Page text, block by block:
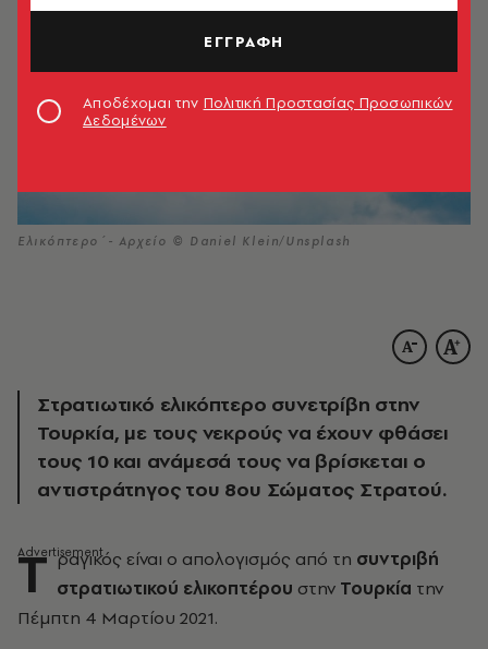
Ελικόπτερο΄- Αρχείο © Daniel Klein/Unsplash
Στρατιωτικό ελικόπτερο συνετρίβη στην
Τουρκία, με τους νεκρούς να έχουν φθάσει
τους 10 και ανάμεσά τους να βρίσκεται ο
αντιστράτηγος του 8ου Σώματος Στρατού.
Τ ραγικός είναι ο απολογισμός από τη συντριβή
στρατιωτικού ελικοπτέρου στην Τουρκία την
Πέμπτη 4 Μαρτίου 2021.
ΕΓΓΡΑΦΗ
Αποδέχομαι την Πολιτική Προστασίας Προσωπικών
Δεδομένων